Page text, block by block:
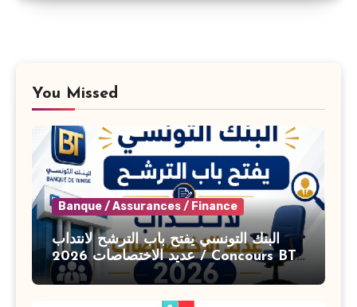
You Missed
Banque / Assurances / Finance
البنك التونسي يفتح باب الترشح لانتداب
عديد الاختصاصات 2026 / Concours BT
Banque de Tunisie 2026